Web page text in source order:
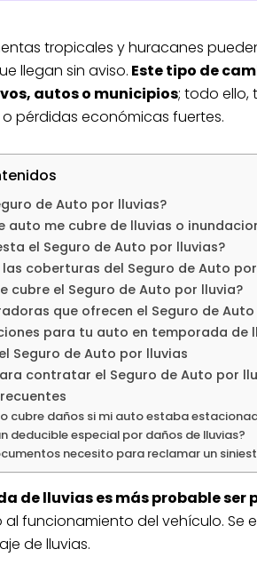
tropicales y huracanes
llegan sin aviso. Este tipo de
autos o municipios; todo ello,
pérdidas económicas fuertes.
de Auto por lluvias?
auto me cubre de lluvias o
el Seguro de Auto por lluvias?
las coberturas del Seguro de Auto
cubre el Seguro de Auto por lluvia?
que ofrecen el Seguro de
para tu auto en temporada de
Seguro de Auto por lluvias
contratar el Seguro de Auto por
cubre daños si mi auto estaba
deducible especial por daños de lluvias?
necesito para reclamar un
de lluvias es más probable ser
funcionamiento del vehículo. Se
de lluvias.